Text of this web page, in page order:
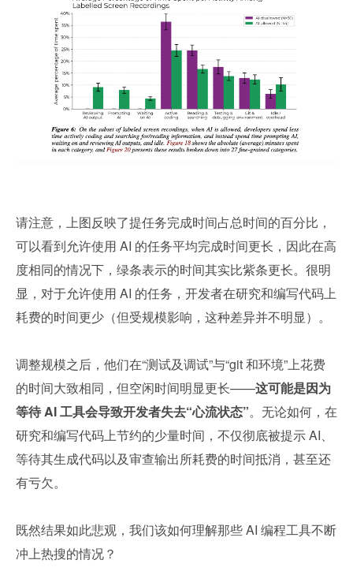
请注意，上图反映了提任务完成时间占总时间的百分比，
可以看到允许使用 AI 的任务平均完成时间更长，因此在高
度相同的情况下，绿条表示的时间其实比紫条更长。很明
显，对于允许使用 AI 的任务，开发者在研究和编写代码上
耗费的时间更少（但受规模影响，这种差异并不明显）。
调整规模之后，他们在“测试及调试”与“git 和环境”上花费
的时间大致相同，但空闲时间明显更长——这可能是因为
等待 AI 工具会导致开发者失去“心流状态”。无论如何，在
研究和编写代码上节约的少量时间，不仅彻底被提示 AI、
等待其生成代码以及审查输出所耗费的时间抵消，甚至还
有亏欠。
既然结果如此悲观，我们该如何理解那些 AI 编程工具不断
冲上热搜的情况？